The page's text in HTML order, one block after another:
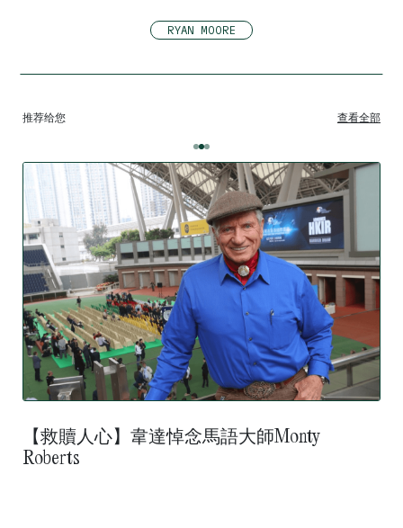
RYAN MOORE
推荐给您 查看全部
【救贖人心】韋達悼念馬語大師Monty
Roberts